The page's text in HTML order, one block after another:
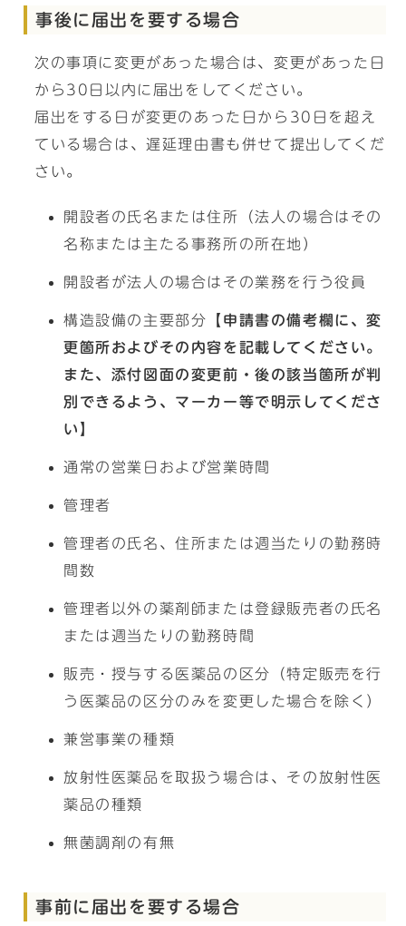
事後に届出を要する場合
次の事項に変更があった場合は、変更があった日
から30日以内に届出をしてください。
届出をする日が変更のあった日から30日を超え
ている場合は、遅延理由書も併せて提出してくだ
さい。
開設者の氏名または住所（法人の場合はその
名称または主たる事務所の所在地）
開設者が法人の場合はその業務を行う役員
構造設備の主要部分 【申請書の備考欄に、変
更箇所およびその内容を記載してください。
また、添付図面の変更前・後の該当箇所が判
別できるよう、マーカー等で明示してくださ
い】
通常の営業日および営業時間
管理者
管理者の氏名、住所または週当たりの勤務時
間数
管理者以外の薬剤師または登録販売者の氏名
または週当たりの勤務時間
販売・授与する医薬品の区分（特定販売を行
う医薬品の区分のみを変更した場合を除く）
兼営事業の種類
放射性医薬品を取扱う場合は、その放射性医
薬品の種類
無菌調剤の有無
事前に届出を要する場合